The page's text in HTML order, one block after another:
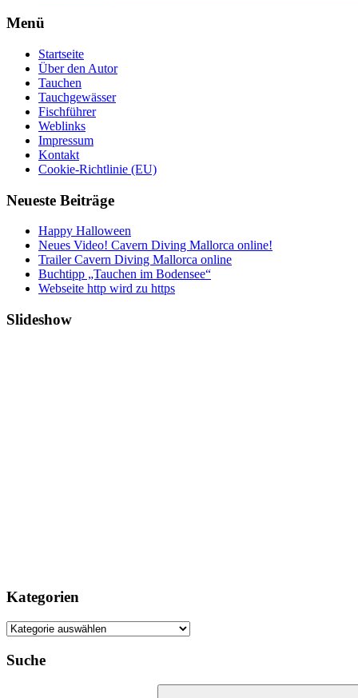
Menü
Startseite
Über den Autor
Tauchen
Tauchgewässer
Fischführer
Weblinks
Impressum
Kontakt
Cookie-Richtlinie (EU)
Neueste Beiträge
Happy Halloween
Neues Video! Cavern Diving Mallorca online!
Trailer Cavern Diving Mallorca online
Buchtipp „Tauchen im Bodensee“
Webseite http wird zu https
Slideshow
Kategorien
Kategorien
Suche